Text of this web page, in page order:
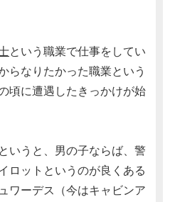
という職業で仕事をしてい
らなりたかった職業という
頃に遭遇したきっかけが始
いうと、男の子ならば、警
ロットというのが良くある
ワーデス（今はキャビンア